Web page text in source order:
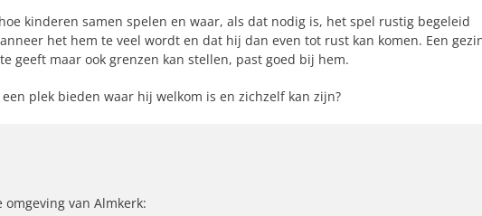
kinderen samen spelen en waar, als dat nodig is, het spel rustig begeleid
het hem te veel wordt en dat hij dan even tot rust kan komen. Een
geeft maar ook grenzen kan stellen, past goed bij hem.
plek bieden waar hij welkom is en zichzelf kan zijn?
van Almkerk: